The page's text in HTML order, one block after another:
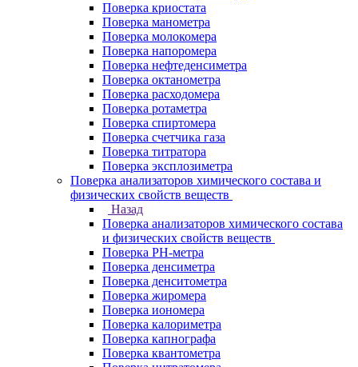
Поверка криостата
Поверка манометра
Поверка молокомера
Поверка напоромера
Поверка нефтеденсиметра
Поверка октанометра
Поверка расходомера
Поверка ротаметра
Поверка спиртомера
Поверка счетчика газа
Поверка титратора
Поверка эксплозиметра
Поверка анализаторов химического состава и
физических свойств веществ
Назад
Поверка анализаторов химического состава
и физических свойств веществ
Поверка PH-метра
Поверка денсиметра
Поверка денситометра
Поверка жиромера
Поверка иономера
Поверка калориметра
Поверка капнографа
Поверка квантометра